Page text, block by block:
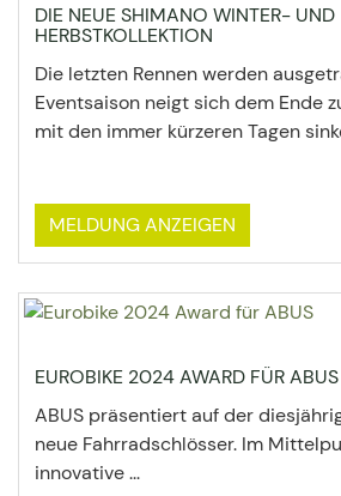
DIE NEUE SHIMANO WINTER- UND
HERBSTKOLLEKTION
Die letzten Rennen werden
Eventsaison neigt sich dem Ende
mit den immer kürzeren Tagen
MELDUNG ANZEIGEN
EUROBIKE 2024 AWARD FÜR ABUS
ABUS präsentiert auf der
neue Fahrradschlösser. Im
innovative ...